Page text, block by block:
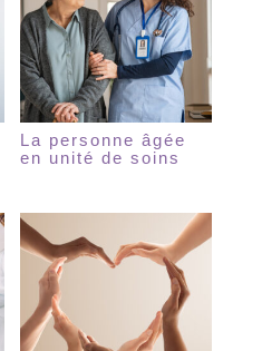
La personne âgée
en unité de soins